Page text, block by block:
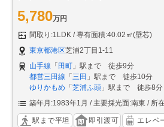
5,780万円
間取り:1LDK
専有面積:40.02㎡(壁芯)
東京都港区芝浦2丁目1-11
山手線 「 田町 」駅まで 徒歩9分
都営三田線 「 三田 」駅まで 徒歩10分
ゆりかもめ 「 芝浦ふ頭 」駅まで 徒歩8分
築年月:1983年1月
主要採光面:南東 所
駅まで平坦 即引渡可
エレベ